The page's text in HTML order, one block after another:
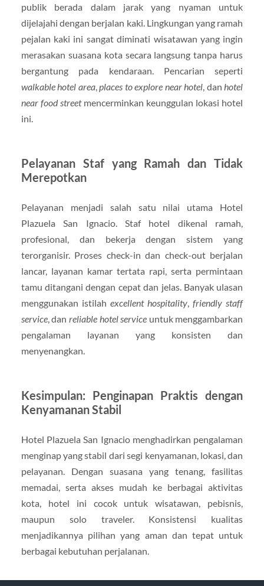
publik berada dalam jarak yang nyaman untuk
dijelajahi dengan berjalan kaki. Lingkungan yang ramah
pejalan kaki ini sangat diminati wisatawan yang ingin
merasakan suasana kota secara langsung tanpa harus
bergantung pada kendaraan. Pencarian seperti
walkable hotel area, places to explore near hotel , dan hotel
near food streetmencerminkan keunggulan lokasi hotel
ini.
Pelayanan Staf yang Ramah dan Tidak
Merepotkan
Pelayanan menjadi salah satu nilai utama Hotel
Plazuela San Ignacio. Staf hotel dikenal ramah,
profesional, dan bekerja dengan sistem yang
terorganisir. Proses check-in dan check-out berjalan
lancar, layanan kamar tertata rapi, serta permintaan
tamu ditangani dengan cepat dan jelas. Banyak ulasan
menggunakan istilah excellent hospitality ,friendly staff
service, dan reliable hotel service untuk menggambarkan
pengalaman layanan yang konsisten dan
menyenangkan.
Kesimpulan: Penginapan Praktis dengan
Kenyamanan Stabil
Hotel Plazuela San Ignacio menghadirkan pengalaman
menginap yang stabil dari segi kenyamanan, lokasi, dan
pelayanan. Dengan suasana yang tenang, fasilitas
memadai, serta akses mudah ke berbagai aktivitas
kota, hotel ini cocok untuk wisatawan, pebisnis,
maupun solo traveler. Konsistensi kualitas
menjadikannya pilihan yang aman dan tepat untuk
berbagai kebutuhan perjalanan.